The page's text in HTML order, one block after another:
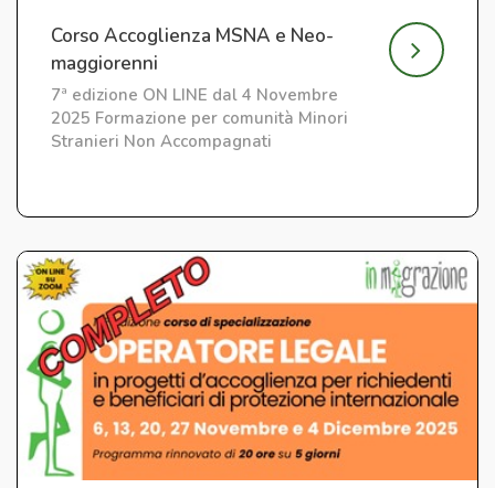
Corso Accoglienza MSNA e Neo-
maggiorenni
7ª edizione ON LINE dal 4 Novembre
2025 Formazione per comunità Minori
Stranieri Non Accompagnati